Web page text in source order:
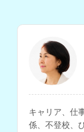
キャリア、仕
係、不登校、